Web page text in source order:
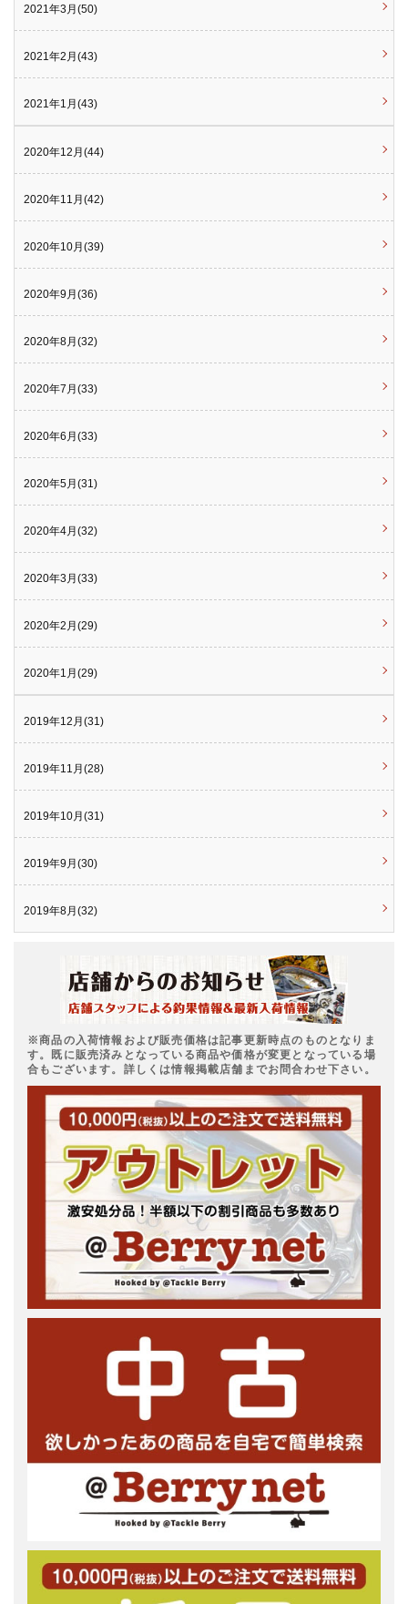
2021年3月(50)
2021年2月(43)
2021年1月(43)
2020年12月(44)
2020年11月(42)
2020年10月(39)
2020年9月(36)
2020年8月(32)
2020年7月(33)
2020年6月(33)
2020年5月(31)
2020年4月(32)
2020年3月(33)
2020年2月(29)
2020年1月(29)
2019年12月(31)
2019年11月(28)
2019年10月(31)
2019年9月(30)
2019年8月(32)
※商品の入荷情報および販売価格は記事更新時点のものとなりま
す。既に販売済みとなっている商品や価格が変更となっている場
合もございます。詳しくは情報掲載店舗までお問合わせ下さい。